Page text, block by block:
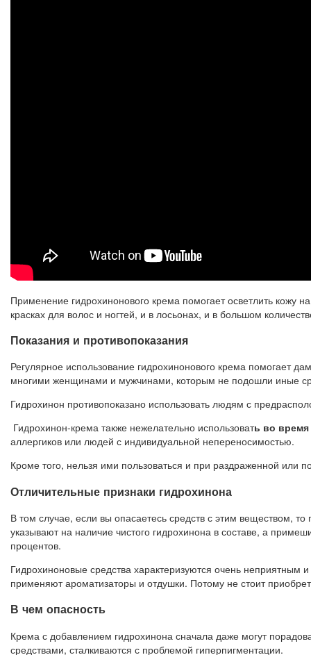
Применение гидрохинонового крема помогает осветлить кожу
красках для волос и ногтей, и в лосьонах, и в большом
Показания и противопоказания
Регулярное использование гидрохинонового крема помогает
многими женщинами и мужчинами, которым не подошли иные
Гидрохинон противопоказано использовать людям с
Гидрохинон-крема также нежелательно использовать во
аллергиков или людей с индивидуальной непереносимостью.
Кроме того, нельзя ими пользоваться и при раздраженной или
Отличительные признаки гидрохинона
В том случае, если вы опасаетесь средств с этим веществом,
указывают на наличие чистого гидрохинона в составе, а
процентов.
Гидрохиноновые средства характеризуются очень неприятным
применяют ароматизаторы и отдушки. Потому не стоит
В чем опасность
Крема с добавлением гидрохинона сначала даже могут
средствами, сталкиваются с проблемой гиперпигментации.